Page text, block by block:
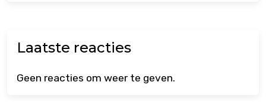
Laatste reacties
Geen reacties om weer te geven.